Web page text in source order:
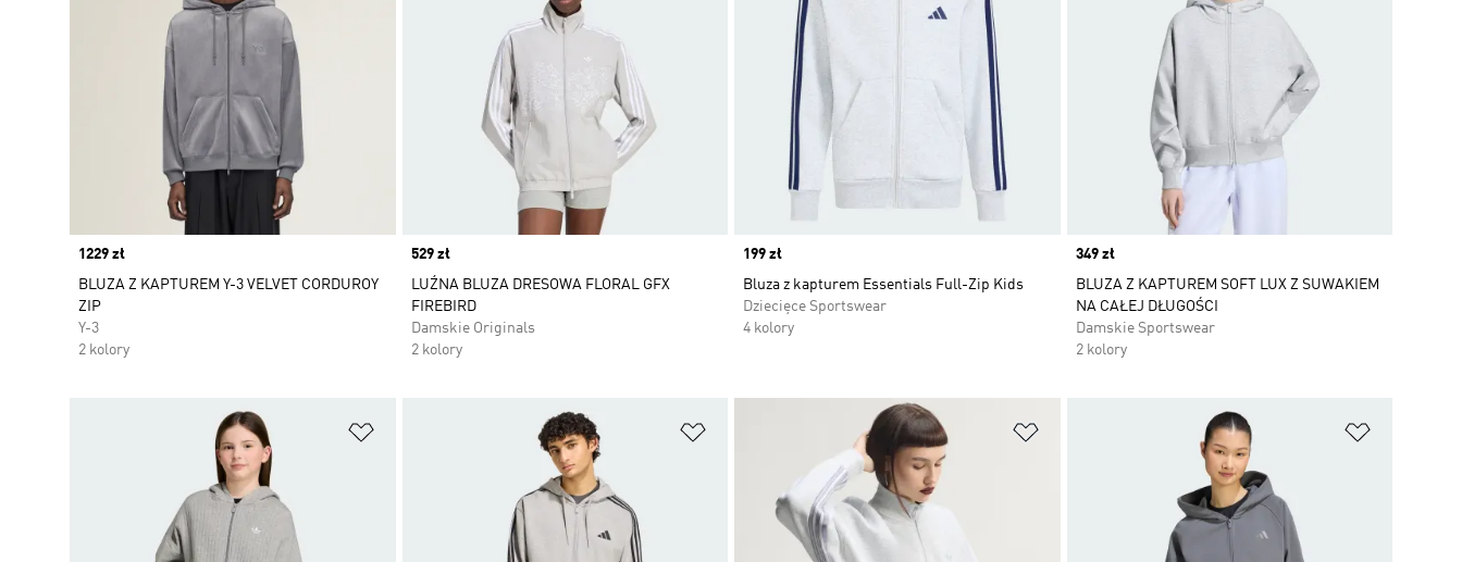
Price
1229 zł
BLUZA Z KAPTUREM Y-3 VELVET CORDUROY
ZIP
Y-3
2 kolory
Price
529 zł
LUŹNA BLUZA DRESOWA FLORAL GFX
FIREBIRD
Damskie Originals
2 kolory
Price
199 zł
Bluza z kapturem Essentials Full-Zip Kids
Dziecięce Sportswear
4 kolory
Price
349 zł
BLUZA Z KAPTUREM SOFT LUX Z SUWAKIEM
NA CAŁEJ DŁUGOŚCI
Damskie Sportswear
2 kolory